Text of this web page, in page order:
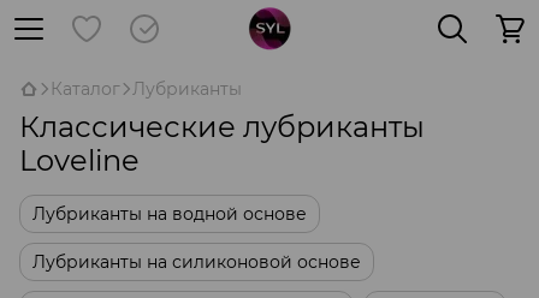
Каталог Лубриканты
Классические лубриканты
Loveline
Лубриканты на водной основе
Лубриканты на силиконовой основе